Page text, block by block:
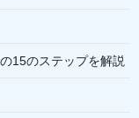
15のステップを解説